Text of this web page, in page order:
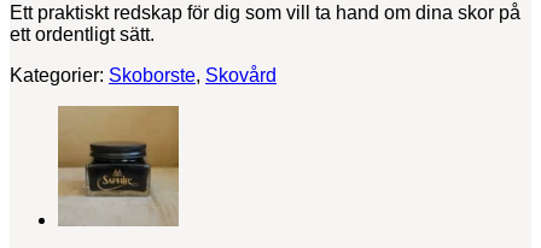
Ett praktiskt redskap för dig som vill ta hand om dina skor på
ett ordentligt sätt.
Kategorier: Skoborste, Skovård